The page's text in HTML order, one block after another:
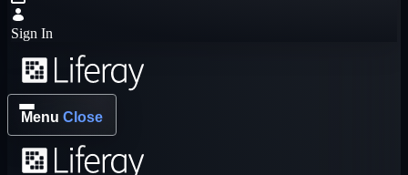
Sign In
Menu Close